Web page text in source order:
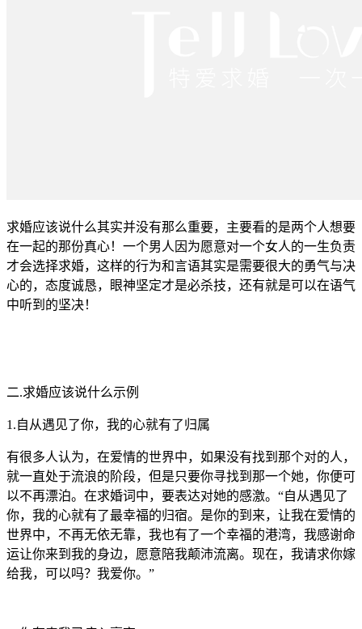
求婚应该说什么其实并没有那么重要，主要看的是两个人想要
在一起的那份真心！一个男人因为愿意对一个女人的一生负责
才会选择求婚，这样的行为和言语其实是需要很大的勇气与决
心的，态度诚恳，眼神坚定才是必杀技，还有就是可以在语气
中听到的坚决！
二.求婚应该说什么示例
1.自从遇见了你，我的心就有了归属
有很多人认为，在爱情的世界中，如果没有找到那个对的人，
就一直处于流浪的阶段，但是只要你寻找到那一个她，你便可
以不再漂泊。在求婚词中，要表达对她的感激。“自从遇见了
你，我的心就有了最幸福的归宿。是你的到来，让我在爱情的
世界中，不再无依无靠，我也有了一个幸福的港湾，我感谢命
运让你来到我的身边，愿意陪我颠沛流离。现在，我请求你嫁
给我，可以吗？我爱你。”